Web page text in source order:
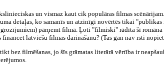
un vismaz kaut cik populāras filmas
detaļas, ko samanīs un atzinīgi novērtēs tikai
pārņemt filmā. Ļoti "filmiski" rādīta šī
latviešu filmas darināšanu? (Tas gan nav īsti
bez filmēšanas, jo šīs grāmatas literārā vērtība ir